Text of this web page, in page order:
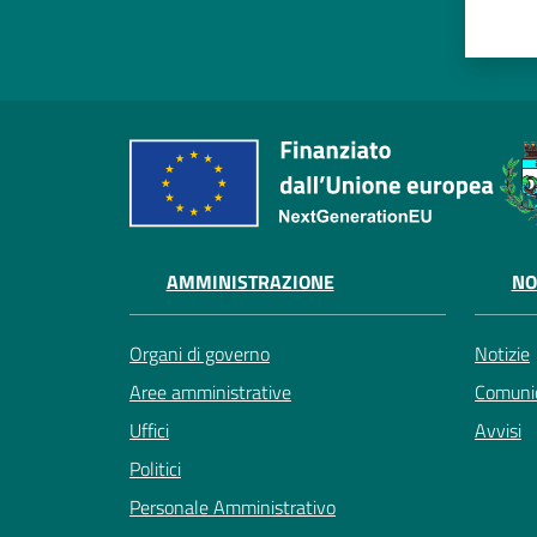
AMMINISTRAZIONE
Organi di governo
Aree amministrative
Uffici
Politici
Personale Amministrativo
Notizie
Avvisi